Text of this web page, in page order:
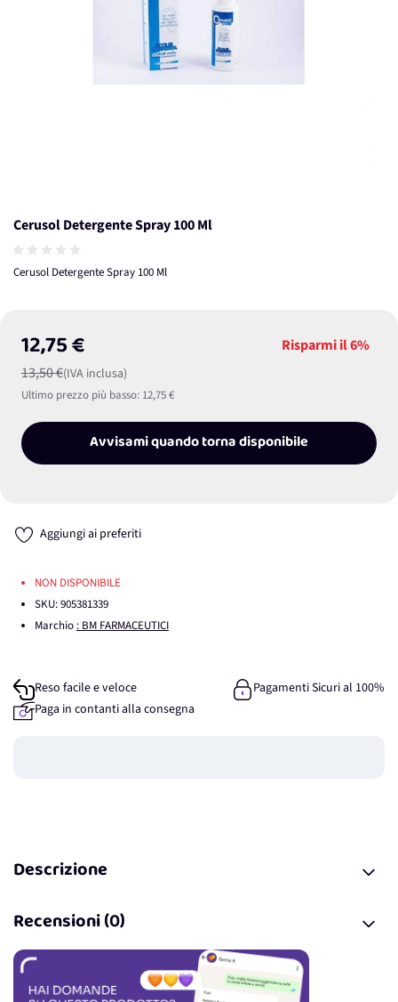
Cerusol Detergente Spray 100 Ml
Cerusol Detergente Spray 100 Ml
12,75 €
13,50 €(IVA inclusa)
Risparmi il6%
Ultimo prezzo più basso: 12,75 €
Avvisami quando torna disponibile
Aggiungi ai preferiti
NON DISPONIBILE
SKU:905381339
Marchio : BM FARMACEUTICI
Reso facile e veloce
Pagamenti Sicuri al 100%
Paga in contanti alla consegna
Descrizione
Recensioni (0)